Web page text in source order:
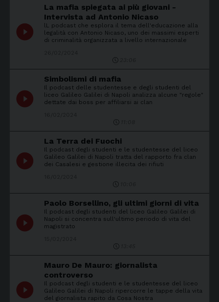
play_circle_filled
La mafia spiegata ai più giovani -
Intervista ad Antonio Nicaso
lL podcast che esplora il tema dell'educazione alla
legalità con Antonio Nicaso, uno dei massimi esperti
di criminalità organizzata a livello internazionale
play_circle_filled
Simbolismi di mafia
Il podcast delle studentesse e degli studenti del
liceo Galileo Galilei di Napoli analizza alcune "regole"
dettate dai boss per affiliarsi ai clan
play_circle_filled
La Terra dei Fuochi
Il podcast degli studenti e le studentesse del liceo
Galileo Galilei di Napoli tratta del rapporto fra clan
dei Casalesi e gestione illecita dei rifiuti
play_circle_filled
Paolo Borsellino, gli ultimi giorni di vita
Il podcast degli studenti del liceo Galileo Galilei di
Napoli si concentra sull'ultimo periodo di vita del
magistrato
play_circle_filled
Mauro De Mauro: giornalista
controverso
Il podcast degli studenti e le studentesse del liceo
Galileo Galilei di Napoli ripercorre le tappe della vita
del giornalista rapito da Cosa Nostra